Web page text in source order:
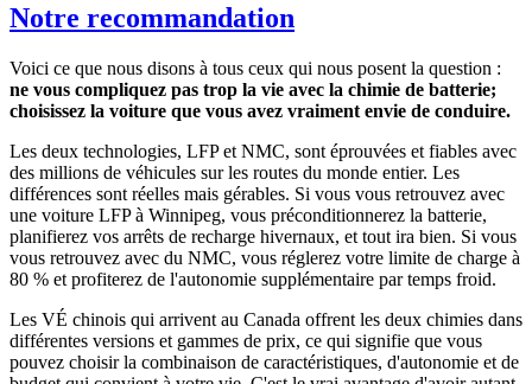
Notre recommandation
Voici ce que nous disons à tous ceux qui nous posent la question :
ne vous compliquez pas trop la vie avec la chimie de batterie;
choisissez la voiture que vous avez vraiment envie de conduire.
Les deux technologies, LFP et NMC, sont éprouvées et fiables avec
des millions de véhicules sur les routes du monde entier. Les
différences sont réelles mais gérables. Si vous vous retrouvez avec
une voiture LFP à Winnipeg, vous préconditionnerez la batterie,
planifierez vos arrêts de recharge hivernaux, et tout ira bien. Si vous
vous retrouvez avec du NMC, vous réglerez votre limite de charge à
80 % et profiterez de l'autonomie supplémentaire par temps froid.
Les VÉ chinois qui arrivent au Canada offrent les deux chimies dans
différentes versions et gammes de prix, ce qui signifie que vous
pouvez choisir la combinaison de caractéristiques, d'autonomie et de